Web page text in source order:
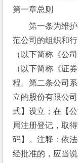
第一章总则
第一条为维
范公司的组织和
（以下简称《公
（以下简称《证
程。第二条公司
立的股份有限公
式】设立；在【
局注册登记，取
码】。注释：依
经批准的，应当